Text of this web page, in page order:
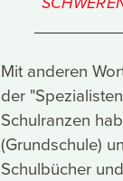
Mit anderen
der
Schulranzen
(Grundschule)
Schulbücher